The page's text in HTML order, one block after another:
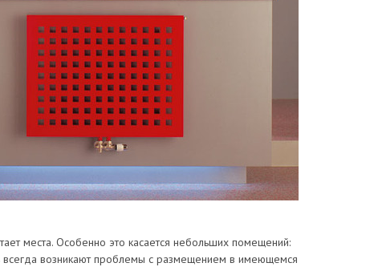
места. Особенно это касается небольших помещений:
всегда возникают проблемы с размещением в имеющемся